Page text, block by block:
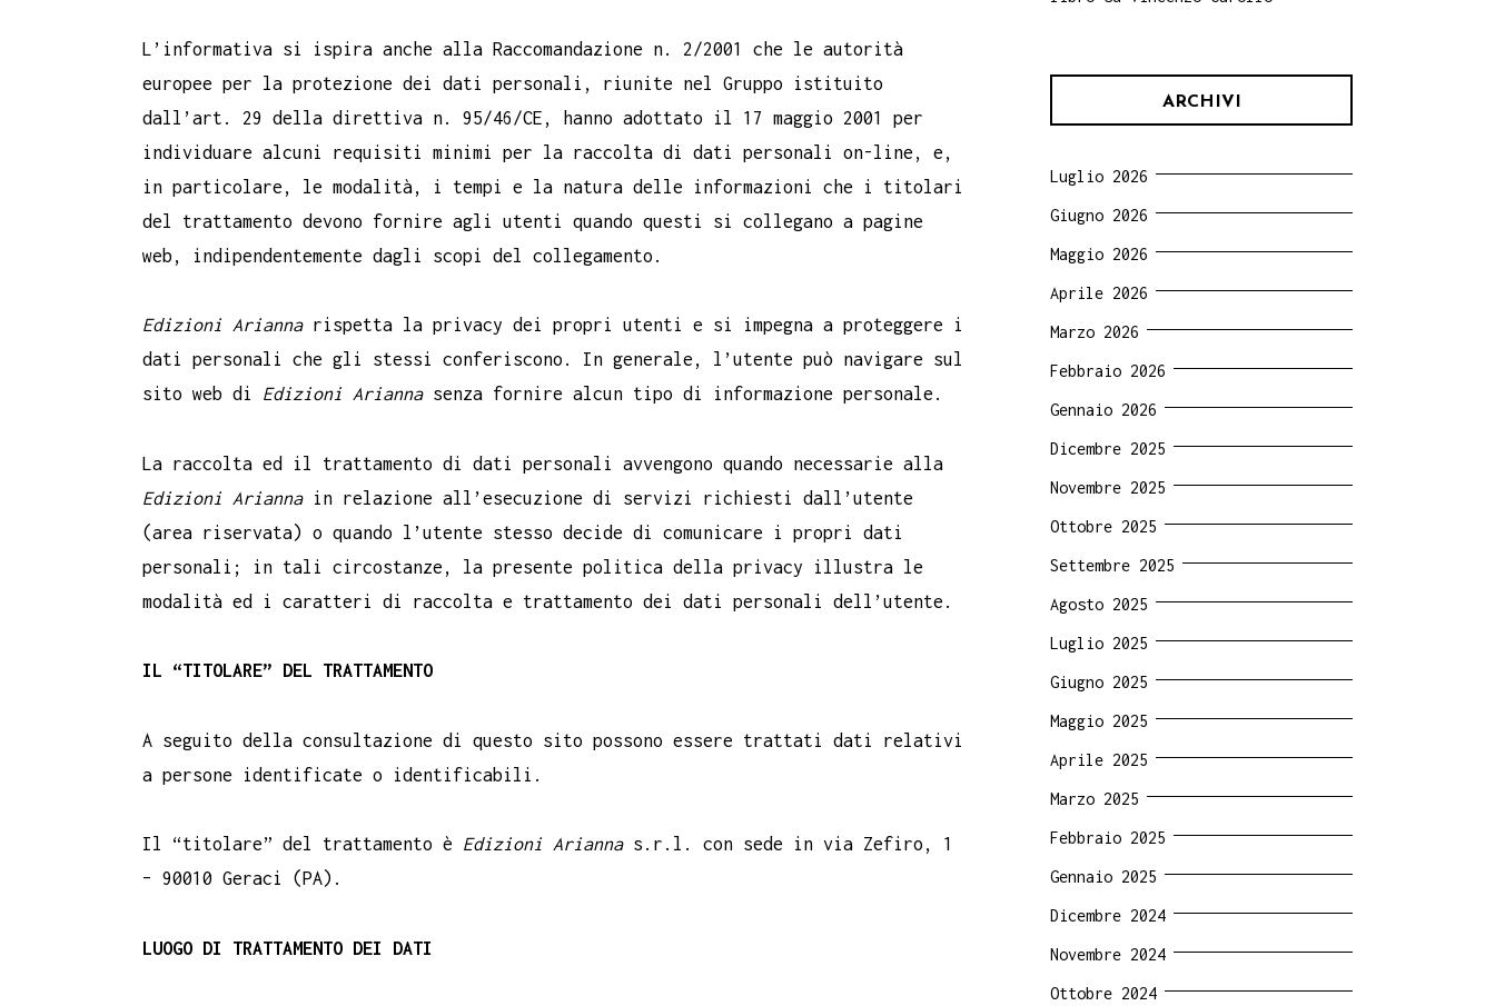
L’informativa si ispira anche alla Raccomandazione n. 2/2001 che le autorità
europee per la protezione dei dati personali, riunite nel Gruppo istituito
dall’art. 29 della direttiva n. 95/46/CE, hanno adottato il 17 maggio 2001 per
individuare alcuni requisiti minimi per la raccolta di dati personali on-line, e,
in particolare, le modalità, i tempi e la natura delle informazioni che i titolari
del trattamento devono fornire agli utenti quando questi si collegano a pagine
web, indipendentemente dagli scopi del collegamento.
Edizioni Ariannarispetta la privacy dei propri utenti e si impegna a proteggere i
dati personali che gli stessi conferiscono. In generale, l’utente può navigare sul
sito web di Edizioni Ariannasenza fornire alcun tipo di informazione personale.
La raccolta ed il trattamento di dati personali avvengono quando necessarie alla
Edizioni Ariannain relazione all’esecuzione di servizi richiesti dall’utente
(area riservata) o quando l’utente stesso decide di comunicare i propri dati
personali; in tali circostanze, la presente politica della privacy illustra le
modalità ed i caratteri di raccolta e trattamento dei dati personali dell’utente.
IL “TITOLARE” DEL TRATTAMENTO
A seguito della consultazione di questo sito possono essere trattati dati relativi
a persone identificate o identificabili.
Il “titolare” del trattamento è Edizioni Ariannas.r.l. con sede in via Zefiro, 1
– 90010 Geraci (PA).
LUOGO DI TRATTAMENTO DEI DATI
ARCHIVI
Luglio 2026
Giugno 2026
Maggio 2026
Aprile 2026
Marzo 2026
Febbraio 2026
Gennaio 2026
Dicembre 2025
Novembre 2025
Ottobre 2025
Settembre 2025
Agosto 2025
Luglio 2025
Giugno 2025
Maggio 2025
Aprile 2025
Marzo 2025
Febbraio 2025
Gennaio 2025
Dicembre 2024
Novembre 2024
Ottobre 2024